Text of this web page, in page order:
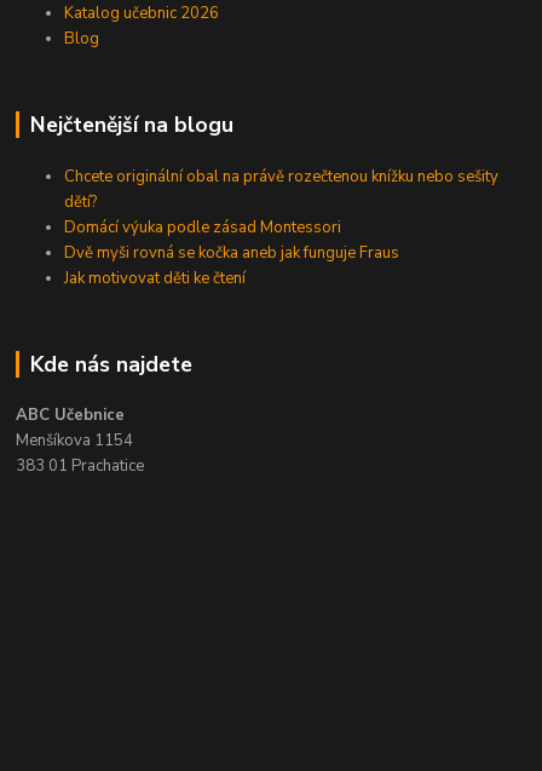
Katalog učebnic 2026
Blog
Nejčtenější na blogu
Chcete originální obal na právě rozečtenou knížku nebo sešity
dětí?
Domácí výuka podle zásad Montessori
Dvě myši rovná se kočka aneb jak funguje Fraus
Jak motivovat děti ke čtení
Kde nás najdete
ABC Učebnice
Menšíkova 1154
383 01 Prachatice